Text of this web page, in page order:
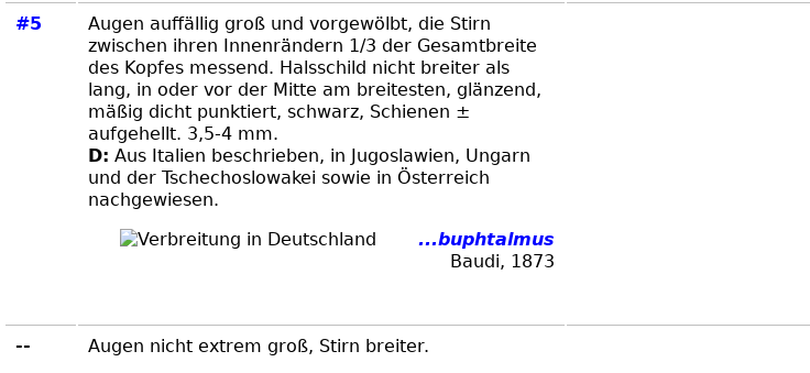
#5
Augen auffällig groß und vorgewölbt, die Stirn
zwischen ihren Innenrändern 1/3 der Gesamtbreite
des Kopfes messend. Halsschild nicht breiter als
lang, in oder vor der Mitte am breitesten, glänzend,
mäßig dicht punktiert, schwarz, Schienen ±
aufgehellt. 3,5-4 mm.
D: Aus Italien beschrieben, in Jugoslawien, Ungarn
und der Tschechoslowakei sowie in Österreich
nachgewiesen.
...buphtalmus
Baudi, 1873
--
Augen nicht extrem groß, Stirn breiter.